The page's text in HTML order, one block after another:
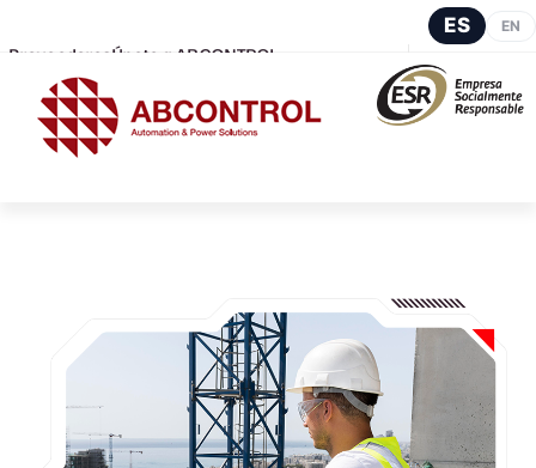
ProveedoresÚnete a ABCONTROL
ES EN